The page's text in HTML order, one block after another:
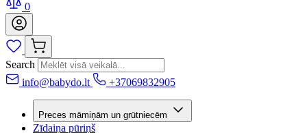
0
Search
info@babydo.lt
+37069832905
Preces māmiņām un grūtniecēm
Zīdaiņa pūriņš